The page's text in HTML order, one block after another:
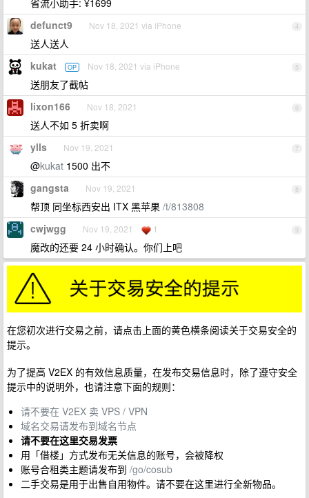
省流小助手: ¥1699
4
defunct9 Nov 18, 2021 via iPhone
送人送人
5
kukat OP Nov 18, 2021 via iPhone
送朋友了截帖
6
lixon166 Nov 18, 2021
送人不如 5 折卖啊
7
ylls Nov 19, 2021
@kukat 1500 出不
8
gangsta Nov 19, 2021
帮顶 同坐标西安出 ITX 黑苹果 /t/813808
9
cwjwgg Nov 19, 2021 1
魔改的还要 24 小时确认。你们上吧
在您初次进行交易之前，请点击上面的黄色横条阅读关于交易安全的
提示。
为了提高 V2EX 的有效信息质量，在发布交易信息时，除了遵守安全
提示中的说明外，也请注意下面的规则：
请不要在 V2EX 卖 VPS / VPN
域名交易请发布到域名节点
请不要在这里交易发票
用「借楼」方式发布无关信息的账号，会被降权
账号合租类主题请发布到 /go/cosub
二手交易是用于出售自用物件。请不要在这里进行全新物品。